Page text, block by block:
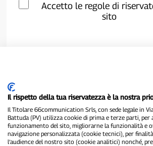
Accetto le regole di
sito
P300.it è una Testata Giornalistica
Il rispetto della tua riservatezza è la nostra
Il Titolare 66communication Srls, con sede legale in
Battuda (PV) utilizza cookie di prima e terze parti,
funzionamento del sito, migliorarne la funzionalità e
navigazione personalizzata (cookie tecnici), per
l’audience del nostro sito (cookie analitici) nonché,